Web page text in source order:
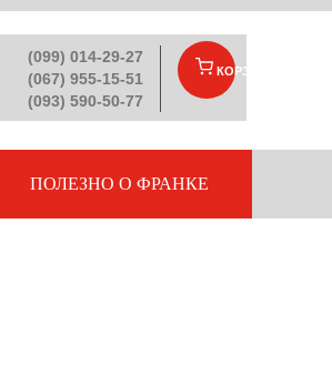
(099) 014-29-27
(067) 955-15-51
(093) 590-50-77
КОРЗИНА
ПОЛЕЗНО О ФРАНКЕ